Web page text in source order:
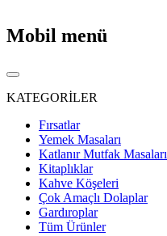
Mobil menü
KATEGORİLER
Fırsatlar
Yemek Masaları
Katlanır Mutfak Masaları
Kitaplıklar
Kahve Köşeleri
Çok Amaçlı Dolaplar
Gardıroplar
Tüm Ürünler